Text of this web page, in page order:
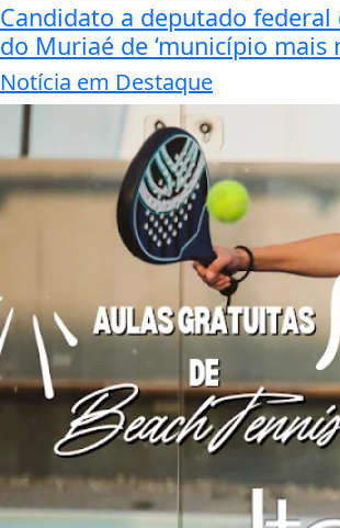
Candidato a deputado federal
do Muriaé de ‘município mais
Notícia em Destaque